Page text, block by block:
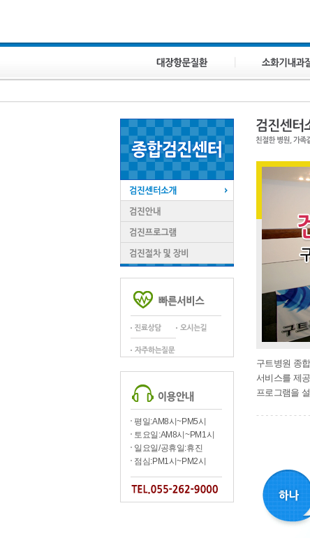
평일:AM8시~PM5시
토요일:AM8시~PM1시
일요일/공휴일:휴진
점심:PM1시~PM2시
구트병원 종
서비스를 제
프로그램을